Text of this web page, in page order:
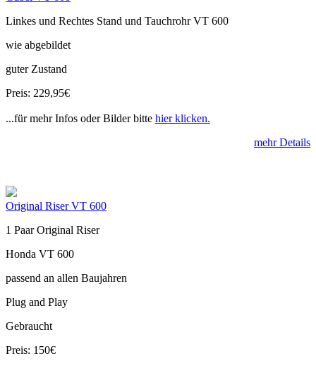
Linkes und Rechtes Stand und Tauchrohr VT 600
wie abgebildet
guter Zustand
Preis: 229,95€
...für mehr Infos oder Bilder bitte hier klicken.
mehr Details
Original Riser VT 600
1 Paar Original Riser
Honda VT 600
passend an allen Baujahren
Plug and Play
Gebraucht
Preis: 150€